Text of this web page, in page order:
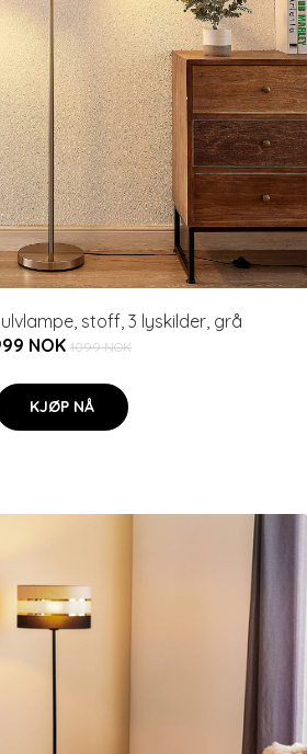
stoff, 3 lyskilder, grå
NOK 1099 NOK
KJØP NÅ